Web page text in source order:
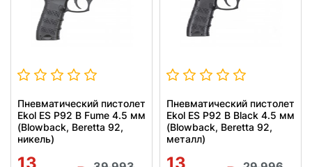
Пневматический пистолет
Ekol ES P92 B Fume 4.5 мм
(Blowback, Beretta 92,
никель)
Пневматический пистолет
Ekol ES P92 B Black 4.5 мм
(Blowback, Beretta 92,
металл)